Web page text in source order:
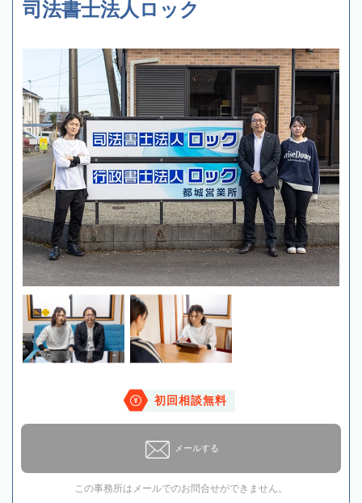
司法書士法人ロック
初回相談無料
メールする
この事務所はメールでのお問合せができません。